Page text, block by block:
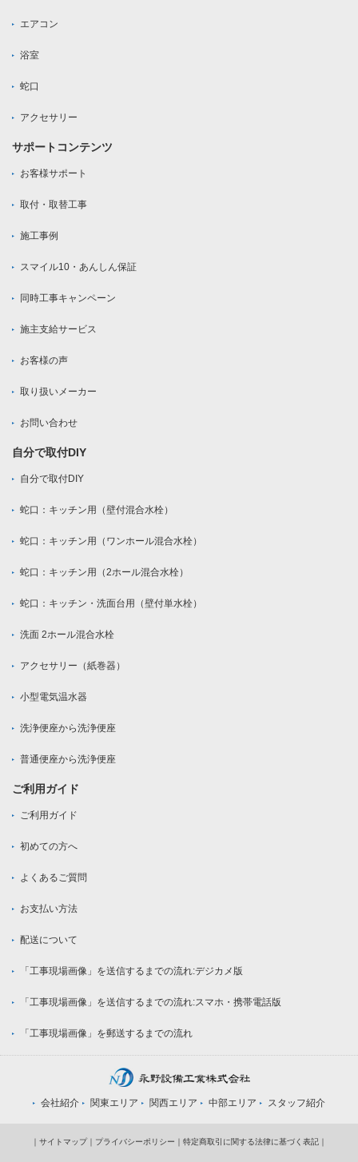
エアコン
浴室
蛇口
アクセサリー
サポートコンテンツ
お客様サポート
取付・取替工事
施工事例
スマイル10・あんしん保証
同時工事キャンペーン
施主支給サービス
お客様の声
取り扱いメーカー
お問い合わせ
自分で取付DIY
自分で取付DIY
蛇口：キッチン用（壁付混合水栓）
蛇口：キッチン用（ワンホール混合水栓）
蛇口：キッチン用（2ホール混合水栓）
蛇口：キッチン・洗面台用（壁付単水栓）
洗面 2ホール混合水栓
アクセサリー（紙巻器）
小型電気温水器
洗浄便座から洗浄便座
普通便座から洗浄便座
ご利用ガイド
ご利用ガイド
初めての方へ
よくあるご質問
お支払い方法
配送について
「工事現場画像」を送信するまでの流れ:デジカメ版
「工事現場画像」を送信するまでの流れ:スマホ・携帯電話版
「工事現場画像」を郵送するまでの流れ
会社紹介 関東エリア 関西エリア 中部エリア スタッフ紹介
｜ サイトマップ｜ プライバシーポリシー ｜ 特定商取引に関する法律に基づく表記 ｜